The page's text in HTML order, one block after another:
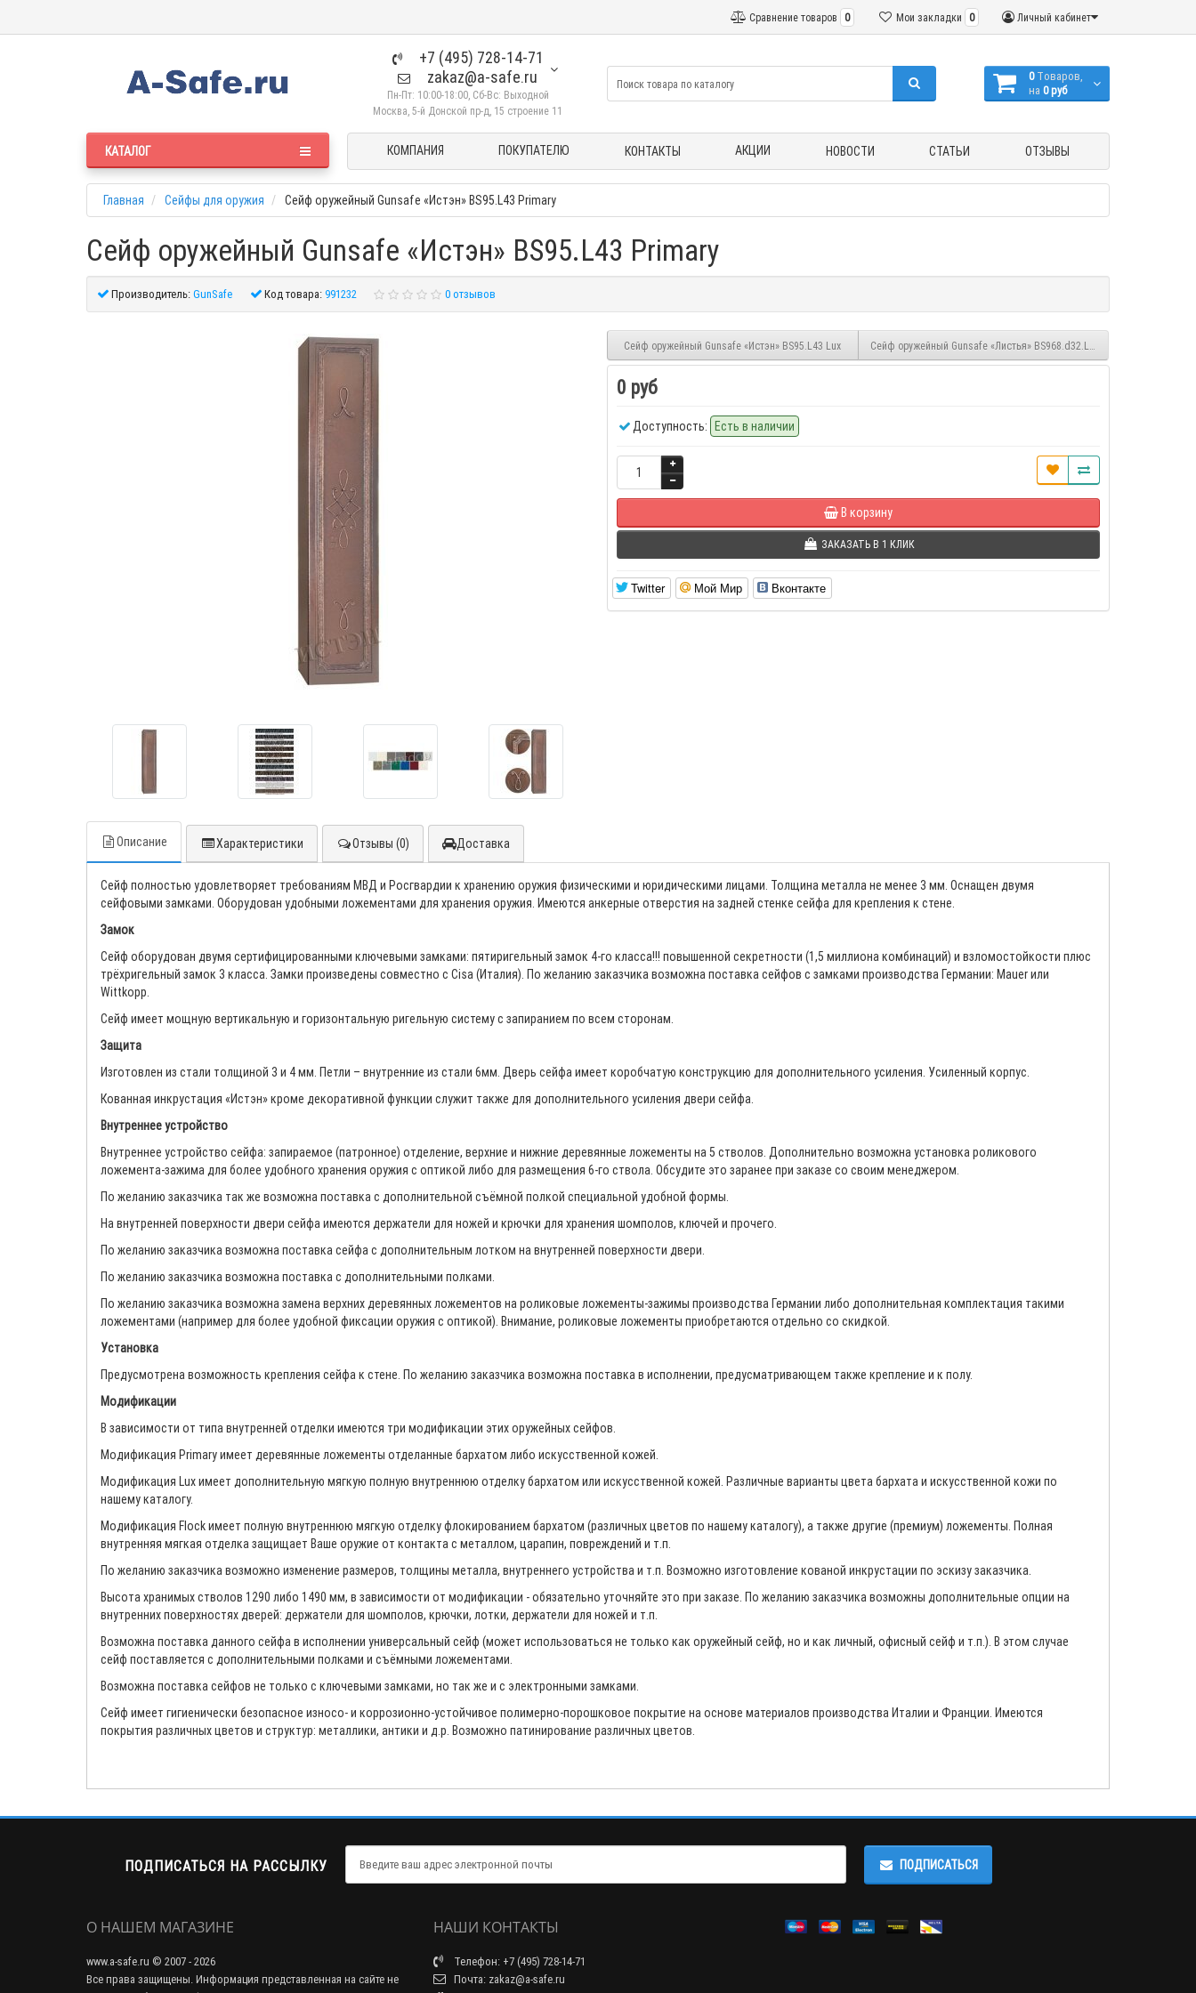
Личный кабинет
Мои закладки 0
Сравнение товаров 0
+7 (495) 728-14-71
zakaz@a-safe.ru
Пн-Пт: 10:00-18:00, Сб-Вс: Выходной
Москва, 5-й Донской пр-д, 15 строение 11
0 Tоваров,
на 0 руб
КАТАЛОГ КОМПАНИЯ ПОКУПАТЕЛЮ КОНТАКТЫ АКЦИИ НОВОСТИ СТАТЬИ ОТЗЫВЫ
Главная Сейфы для оружия Сейф оружейный Gunsafe «Истэн» BS95.L43 Primary
Сейф оружейный Gunsafe «Истэн» BS95.L43 Primary
Производитель:GunSafe Код товара:991232 0 отзывов
Сейф оружейный Gunsafe «Истэн» BS95.L43 Lux Сейф оружейный Gunsafe «Листья» BS968.d32.L43 Flock
0 руб
Доступность: Есть в наличии
В корзину
ЗАКАЗАТЬ В 1 КЛИК
Twitter Мой Мир Вконтакте
Описание Характеристики Отзывы (0) Доставка
Сейф полностью удовлетворяет требованиям МВД и Росгвардии к хранению оружия физическими и юридическими лицами. Толщина металла не менее 3 мм. Оснащен двумя
сейфовыми замками. Оборудован удобными ложементами для хранения оружия. Имеются анкерные отверстия на задней стенке сейфа для крепления к стене.
Замок
Сейф оборудован двумя сертифицированными ключевыми замками: пятиригельный замок 4-го класса!!! повышенной секретности (1,5 миллиона комбинаций) и взломостойкости плюс
трёхригельный замок 3 класса. Замки произведены совместно с Cisa (Италия). По желанию заказчика возможна поставка сейфов с замками производства Германии: Mauer или
Wittkopp.
Сейф имеет мощную вертикальную и горизонтальную ригельную систему с запиранием по всем сторонам.
Защита
Изготовлен из стали толщиной 3 и 4 мм. Петли – внутренние из стали 6мм. Дверь сейфа имеет коробчатую конструкцию для дополнительного усиления. Усиленный корпус.
Кованная инкрустация «Истэн» кроме декоративной функции служит также для дополнительного усиления двери сейфа.
Внутреннее устройство
Внутреннее устройство сейфа: запираемое (патронное) отделение, верхние и нижние деревянные ложементы на 5 стволов. Дополнительно возможна установка роликового
ложемента-зажима для более удобного хранения оружия с оптикой либо для размещения 6-го ствола. Обсудите это заранее при заказе со своим менеджером.
По желанию заказчика так же возможна поставка с дополнительной съёмной полкой специальной удобной формы.
На внутренней поверхности двери сейфа имеются держатели для ножей и крючки для хранения шомполов, ключей и прочего.
По желанию заказчика возможна поставка сейфа с дополнительным лотком на внутренней поверхности двери.
По желанию заказчика возможна поставка с дополнительными полками.
По желанию заказчика возможна замена верхних деревянных ложементов на роликовые ложементы-зажимы производства Германии либо дополнительная комплектация такими
ложементами (например для более удобной фиксации оружия с оптикой). Внимание, роликовые ложементы приобретаются отдельно со скидкой.
Установка
Предусмотрена возможность крепления сейфа к стене. По желанию заказчика возможна поставка в исполнении, предусматривающем также крепление и к полу.
Модификации
В зависимости от типа внутренней отделки имеются три модификации этих оружейных сейфов.
Модификация Primary имеет деревянные ложементы отделанные бархатом либо искусственной кожей.
Модификация Lux имеет дополнительную мягкую полную внутреннюю отделку бархатом или искусственной кожей. Различные варианты цвета бархата и искусственной кожи по
нашему каталогу.
Модификация Flock имеет полную внутреннюю мягкую отделку флокированием бархатом (различных цветов по нашему каталогу), а также другие (премиум) ложементы. Полная
внутренняя мягкая отделка защищает Ваше оружие от контакта с металлом, царапин, повреждений и т.п.
По желанию заказчика возможно изменение размеров, толщины металла, внутреннего устройства и т.п. Возможно изготовление кованой инкрустации по эскизу заказчика.
Высота хранимых стволов 1290 либо 1490 мм, в зависимости от модификации - обязательно уточняйте это при заказе. По желанию заказчика возможны дополнительные опции на
внутренних поверхностях дверей: держатели для шомполов, крючки, лотки, держатели для ножей и т.п.
Возможна поставка данного сейфа в исполнении универсальный сейф (может использоваться не только как оружейный сейф, но и как личный, офисный сейф и т.п.). В этом случае
сейф поставляется с дополнительными полками и съёмными ложементами.
Возможна поставка сейфов не только с ключевыми замками, но так же и с электронными замками.
Сейф имеет гигиенически безопасное износо- и коррозионно-устойчивое полимерно-порошковое покрытие на основе материалов производства Италии и Франции. Имеются
покрытия различных цветов и структур: металлики, антики и д.р. Возможно патинирование различных цветов.
ПОДПИСАТЬСЯ НА РАССЫЛКУ ПОДПИСАТЬСЯ
О НАШЕМ МАГАЗИНЕ
www.a-safe.ru © 2007 - 2026
Все права защищены. Информация представленная на сайте не
НАШИ КОНТАКТЫ
Телефон: +7 (495) 728-14-71
Почта: zakaz@a-safe.ru